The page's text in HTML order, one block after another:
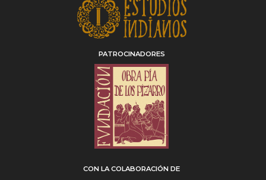
PATROCINADORES
CON LA COLABORACIÓN DE